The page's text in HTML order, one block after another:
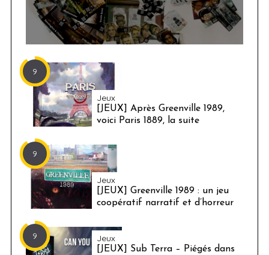
9
Jeux
[JEUX] Après Greenville 1989,
voici Paris 1889, la suite
9
Jeux
[JEUX] Greenville 1989 : un jeu
coopératif narratif et d’horreur
9 Jeux
[JEUX] Sub Terra – Piégés dans